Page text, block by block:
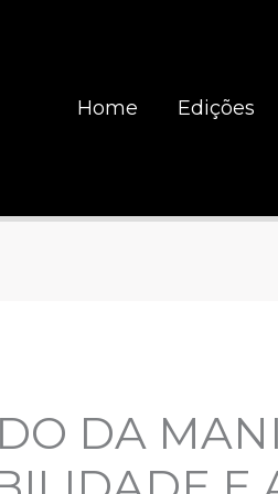
Home Edições
DA